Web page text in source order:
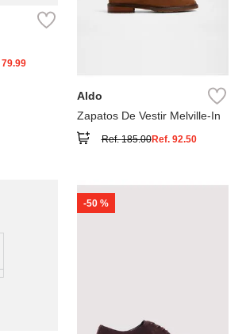
79.99
Aldo
Zapatos De Vestir Melville-In
Ref.185.00Ref. 92.50
-50 %